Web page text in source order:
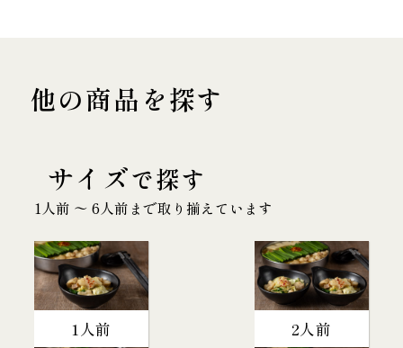
他の商品を探す
サイズで探す
1人前 〜 6人前まで取り揃えています
1人前 2人前